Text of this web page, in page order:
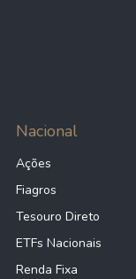
Nacional
Ações
Fiagros
Tesouro Direto
ETFs Nacionais
Renda Fixa